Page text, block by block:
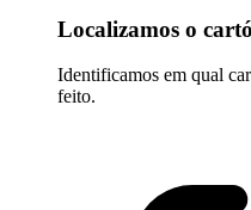
Localizamos o
Identificamos em qual
feito.